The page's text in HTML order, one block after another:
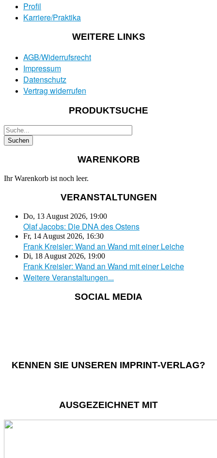
Profil
Karriere/Praktika
WEITERE LINKS
AGB/Widerrufsrecht
Impressum
Datenschutz
Vertrag widerrufen
PRODUKTSUCHE
WARENKORB
Ihr Warenkorb ist noch leer.
VERANSTALTUNGEN
Do, 13 August 2026, 19:00
Olaf Jacobs: Die DNA des Ostens
Fr, 14 August 2026, 16:30
Frank Kreisler: Wand an Wand mit einer Leiche
Di, 18 August 2026, 19:00
Frank Kreisler: Wand an Wand mit einer Leiche
Weitere Veranstaltungen...
SOCIAL MEDIA
KENNEN SIE UNSEREN IMPRINT-VERLAG?
AUSGEZEICHNET MIT